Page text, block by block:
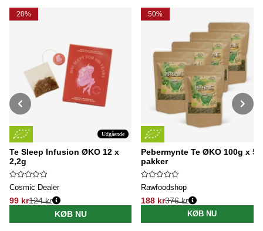
20%
Udgående
Te Sleep Infusion ØKO 12 x
2,2g
Cosmic Dealer
99 kr
Normalpris:
124 kr
KØB NU
50%
Pebermynte Te ØKO 100g x 5
pakker
Rawfoodshop
188 kr
Normalpris:
376 kr
KØB NU